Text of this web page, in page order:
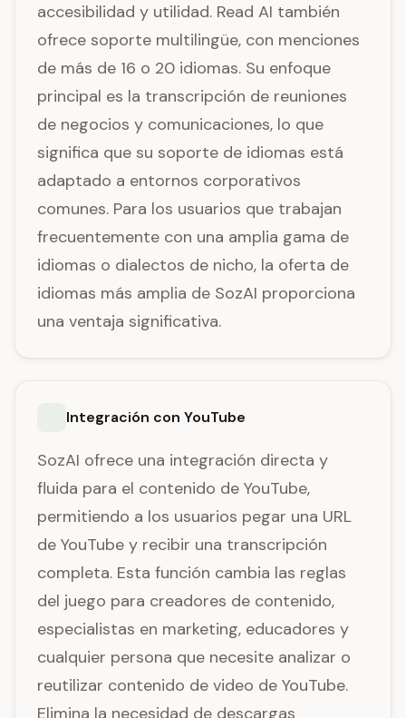
accesibilidad y utilidad. Read AI también
ofrece soporte multilingüe, con menciones
de más de 16 o 20 idiomas. Su enfoque
principal es la transcripción de reuniones
de negocios y comunicaciones, lo que
significa que su soporte de idiomas está
adaptado a entornos corporativos
comunes. Para los usuarios que trabajan
frecuentemente con una amplia gama de
idiomas o dialectos de nicho, la oferta de
idiomas más amplia de SozAI proporciona
una ventaja significativa.
Integración con YouTube
SozAI ofrece una integración directa y
fluida para el contenido de YouTube,
permitiendo a los usuarios pegar una URL
de YouTube y recibir una transcripción
completa. Esta función cambia las reglas
del juego para creadores de contenido,
especialistas en marketing, educadores y
cualquier persona que necesite analizar o
reutilizar contenido de video de YouTube.
Elimina la necesidad de descargas